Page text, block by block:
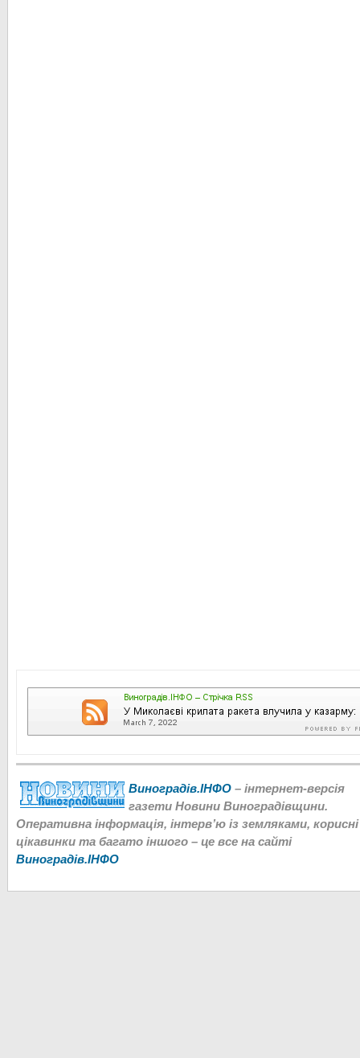
Виноградів.ІНФО – інтернет-версія
газети Новини Виноградівщини.
Оперативна інформація, інтерв’ю із земляками, корисні
цікавинки та багато іншого – це все на сайті
Виноградів.ІНФО